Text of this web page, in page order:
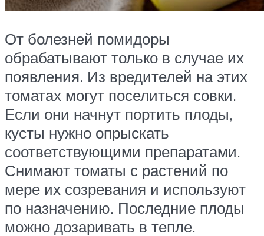
От болезней помидоры
обрабатывают только в случае их
появления. Из вредителей на этих
томатах могут поселиться совки.
Если они начнут портить плоды,
кусты нужно опрыскать
соответствующими препаратами.
Снимают томаты с растений по
мере их созревания и используют
по назначению. Последние плоды
можно дозаривать в тепле.